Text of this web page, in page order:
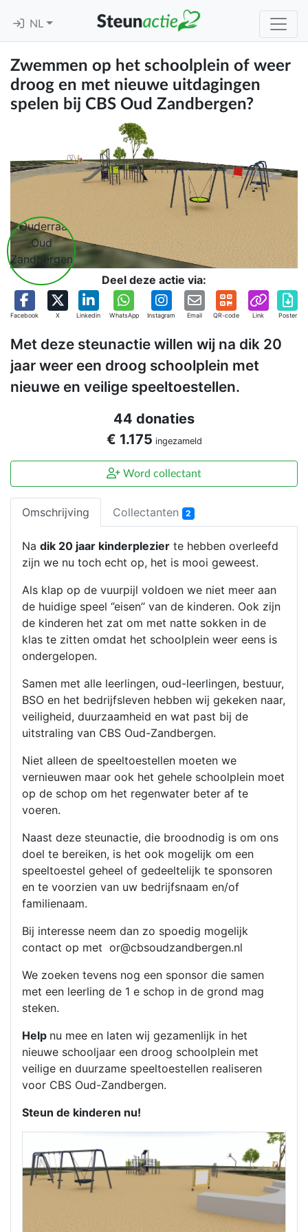
NL
Zwemmen op het schoolplein of weer
droog en met nieuwe uitdagingen
spelen bij CBS Oud Zandbergen?
Deel deze actie via:
Facebook X Linkedin WhatsApp Instagram Email QR-code Link Poster
Met deze steunactie willen wij na dik 20
jaar weer een droog schoolplein met
nieuwe en veilige speeltoestellen.
44 donaties
€ 1.175 ingezameld
Word collectant
Omschrijving Collectanten 2
Na dik 20 jaar kinderplezier te hebben overleefd
zijn we nu toch echt op, het is mooi geweest.
Als klap op de vuurpijl voldoen we niet meer aan
de huidige speel ‘’eisen’’ van de kinderen. Ook zijn
de kinderen het zat om met natte sokken in de
klas te zitten omdat het schoolplein weer eens is
ondergelopen.
Samen met alle leerlingen, oud-leerlingen, bestuur,
BSO en het bedrijfsleven hebben wij gekeken naar,
veiligheid, duurzaamheid en wat past bij de
uitstraling van CBS Oud-Zandbergen.
Niet alleen de speeltoestellen moeten we
vernieuwen maar ook het gehele schoolplein moet
op de schop om het regenwater beter af te
voeren.
Naast deze steunactie, die broodnodig is om ons
doel te bereiken, is het ook mogelijk om een
speeltoestel geheel of gedeeltelijk te sponsoren
en te voorzien van uw bedrijfsnaam en/of
familienaam.
Bij interesse neem dan zo spoedig mogelijk
contact op met or@cbsoudzandbergen.nl
We zoeken tevens nog een sponsor die samen
met een leerling de 1 e schop in de grond mag
steken.
Help nu mee en laten wij gezamenlijk in het
nieuwe schooljaar een droog schoolplein met
veilige en duurzame speeltoestellen realiseren
voor CBS Oud-Zandbergen.
Steun de kinderen nu!